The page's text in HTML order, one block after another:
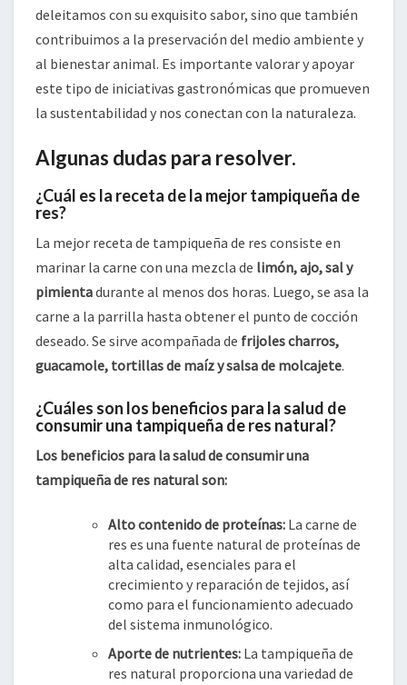
deleitamos con su exquisito sabor, sino que también
contribuimos a la preservación del medio ambiente y
al bienestar animal. Es importante valorar y apoyar
este tipo de iniciativas gastronómicas que promueven
la sustentabilidad y nos conectan con la naturaleza.
Algunas dudas para resolver.
¿Cuál es la receta de la mejor tampiqueña de
res?
La mejor receta de tampiqueña de res consiste en
marinar la carne con una mezcla de limón, ajo, sal y
pimientadurante al menos dos horas. Luego, se asa la
carne a la parrilla hasta obtener el punto de cocción
deseado. Se sirve acompañada de frijoles charros,
guacamole, tortillas de maíz y salsa de molcajete.
¿Cuáles son los beneficios para la salud de
consumir una tampiqueña de res natural?
Los beneficios para la salud de consumir una
tampiqueña de res natural son:
Alto contenido de proteínas: La carne de
res es una fuente natural de proteínas de
alta calidad, esenciales para el
crecimiento y reparación de tejidos, así
como para el funcionamiento adecuado
del sistema inmunológico.
Aporte de nutrientes: La tampiqueña de
res natural proporciona una variedad de